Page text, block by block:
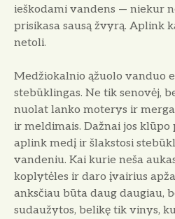
ieškodami vandens — niekur
prisikasa sausą žvyrą. Aplink
netoli.
Medžiokalnio ąžuolo vanduo
stebūklingas. Ne tik se­novėj,
nuolat lanko moterys ir
ir meldimais. Dažnai jos klūpo
aplink medį ir šlakstosi
vandeniu. Kai kurie neša
koplytėles ir daro įvai­rius
anks­čiau būta daug daugiau,
sudaužytos, belikę tik vinys,